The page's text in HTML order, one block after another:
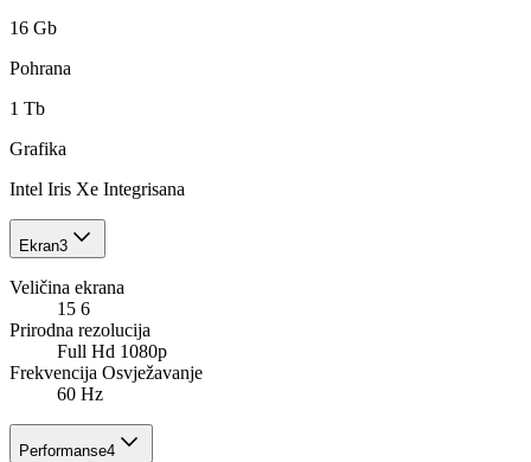
16 Gb
Pohrana
1 Tb
Grafika
Intel Iris Xe Integrisana
Ekran3
Veličina ekrana
15 6
Prirodna rezolucija
Full Hd 1080p
Frekvencija Osvježavanje
60 Hz
Performanse4